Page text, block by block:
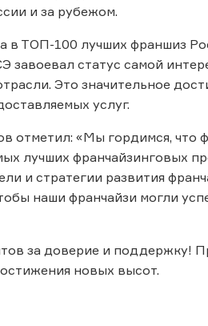
и за рубежом.
ТОП-100 лучших франшиз
завоевал статус самой
Это значительное
услуг.
отметил: «Мы гордимся, что
лучших франчайзинговых
и стратегии развития
наши франчайзи могли
за доверие и поддержку!
новых высот.